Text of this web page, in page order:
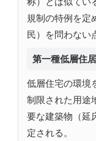
規制の特例を定
民）を問わない
第一種低層住
低層住宅の環境
制限された用途
要な建築物（延
定される。